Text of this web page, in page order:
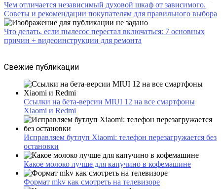
Чем отличается независимый духовой шкаф от зависимого.
Советы и рекомендации покупателям для правильного выбора
Что делать, если пылесос перестал включаться: 7 основных
причин + видеоинструкции для ремонта
Свежие публикации
Ссылки на бета-версии MIUI 12 на все смартфоны
Xiaomi и Redmi
Исправляем бутлуп Xiaomi: телефон перезагружается без
остановки
Какое молоко лучше для капучино в кофемашине
Формат mkv как смотреть на телевизоре